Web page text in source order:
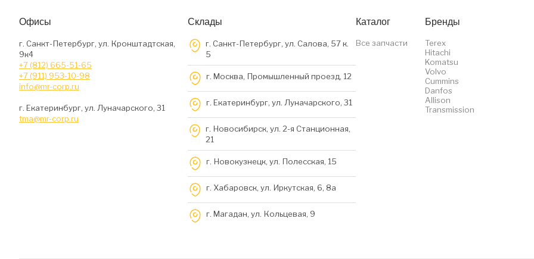
Офисы
г. Санкт-Петербург, ул. Кронштадтская,
9к4
+7 (812) 665-51-65
+7 (911) 953-10-98
info@mr-corp.ru
г. Екатеринбург, ул. Луначарского, 31
tma@mr-corp.ru
Склады
г. Санкт-Петербург, ул. Салова, 57 к.
5
г. Москва, Промышленный проезд, 12
г. Екатеринбург, ул. Луначарского, 31
г. Новосибирск, ул. 2-я Станционная,
21
г. Новокузнецк, ул. Полесская, 15
г. Хабаровск, ул. Иркутская, 6, 8a
г. Магадан, ул. Кольцевая, 9
Каталог
Все запчасти
Бренды
Terex
Hitachi
Komatsu
Volvo
Cummins
Danfos
Allison
Transmission